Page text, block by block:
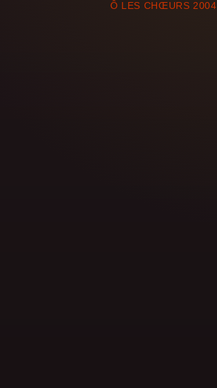
Ô LES CHŒURS 2004